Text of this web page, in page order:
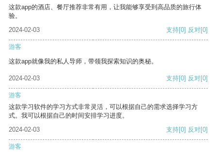
这款app的酒店、餐厅推荐非常有用，让我能够享受到高品质的旅行体
验。
2024-02-03
支持[0] 反对[0]
游客
这款app就像我的私人导师，带领我探索知识的奥秘。
2024-02-03 支持[0] 反对[0]
游客
这款学习软件的学习方式非常灵活，可以根据自己的需求选择学习方
式。我可以根据自己的时间安排学习进度。
2024-02-03
支持[0] 反对[0]
游客